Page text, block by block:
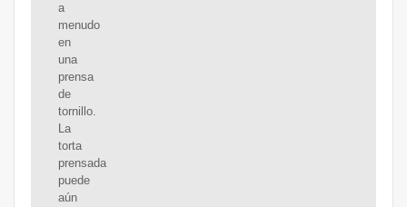
a
menudo
en
una
prensa
de
tornillo.
La
torta
prensada
puede
aún